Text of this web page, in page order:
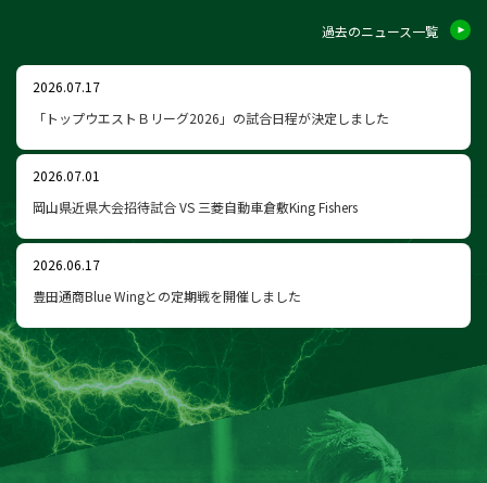
過去のニュース一覧
2026.07.17
「トップウエストＢリーグ2026」の試合日程が決定しました
2026.07.01
岡山県近県大会招待試合 VS 三菱自動車倉敷King Fishers
2026.06.17
豊田通商Blue Wingとの定期戦を開催しました